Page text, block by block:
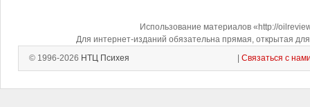
Использование материалов «http://
Для интернет-изданий обязательна прямая, открытая
© 1996-2026 НТЦ Психея Связаться с